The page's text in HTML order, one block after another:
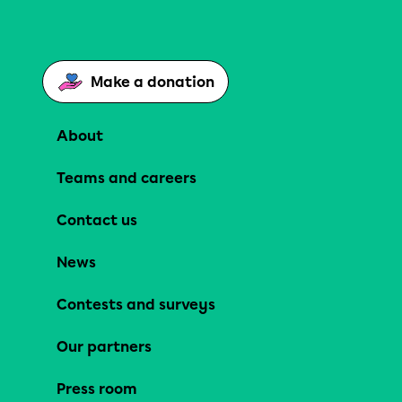
Make a donation
About
Teams and careers
Contact us
News
Contests and surveys
Our partners
Press room